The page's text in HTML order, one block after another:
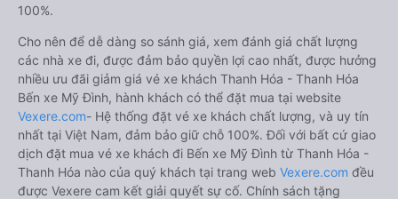
100%.
Cho nên để dễ dàng so sánh giá, xem đánh giá chất lượng
các nhà xe đi, được đảm bảo quyền lợi cao nhất, được hưởng
nhiều ưu đãi giảm giá vé xe khách Thanh Hóa - Thanh Hóa
Bến xe Mỹ Đình, hành khách có thể đặt mua tại website
Vexere.com- Hệ thống đặt vé xe khách chất lượng, và uy tín
nhất tại Việt Nam, đảm bảo giữ chỗ 100%. Đối với bất cứ giao
dịch đặt mua vé xe khách đi Bến xe Mỹ Đình từ Thanh Hóa -
Thanh Hóa nào của quý khách tại trang web Vexere.com đều
được Vexere cam kết giải quyết sự cố. Chính sách tặng